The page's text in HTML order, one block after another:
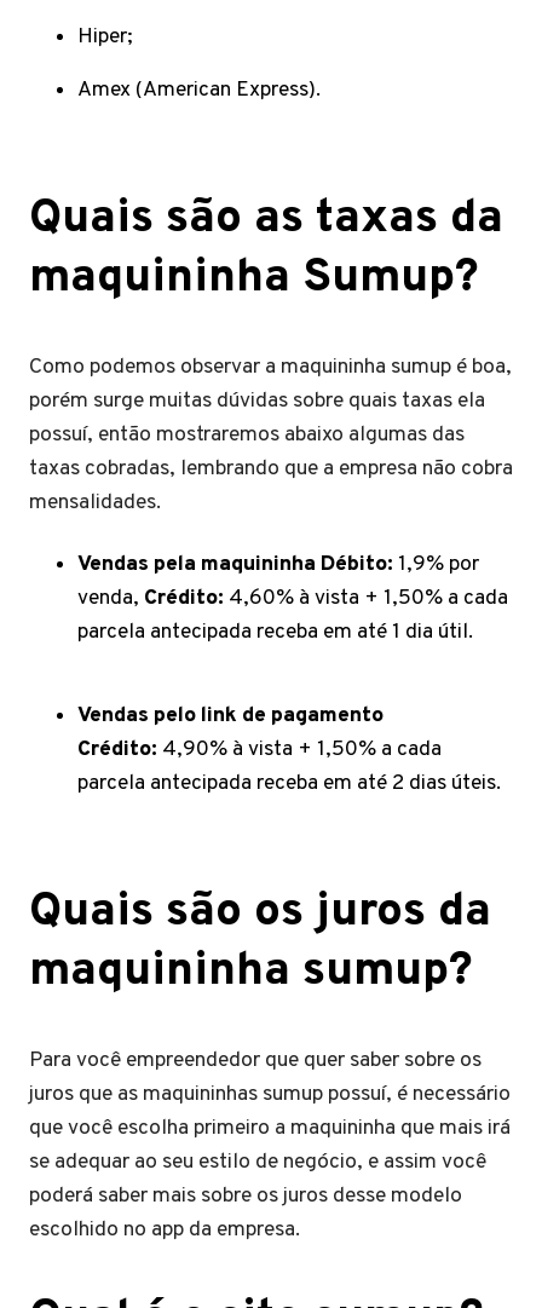
Hiper;
Amex (American Express).
Quais são as taxas da
maquininha Sumup?
Como podemos observar a maquininha sumup é boa,
porém surge muitas dúvidas sobre quais taxas ela
possuí, então mostraremos abaixo algumas das
taxas cobradas, lembrando que a empresa não cobra
mensalidades.
Vendas pela maquininha Débito: 1,9% por
venda, Crédito: 4,60% à vista + 1,50% a cada
parcela antecipada receba em até 1 dia útil.
Vendas pelo link de pagamento
Crédito: 4,90% à vista + 1,50% a cada
parcela antecipada receba em até 2 dias úteis.
Quais são os juros da
maquininha sumup?
Para você empreendedor que quer saber sobre os
juros que as maquininhas sumup possuí, é necessário
que você escolha primeiro a maquininha que mais irá
se adequar ao seu estilo de negócio, e assim você
poderá saber mais sobre os juros desse modelo
escolhido no app da empresa.